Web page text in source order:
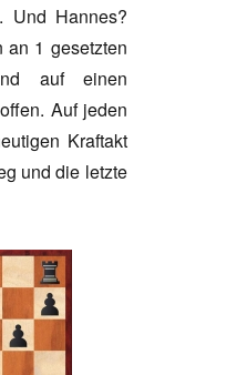
Und Hannes?
an 1 gesetzten
auf einen
Auf jeden
Kraftakt
und die letzte